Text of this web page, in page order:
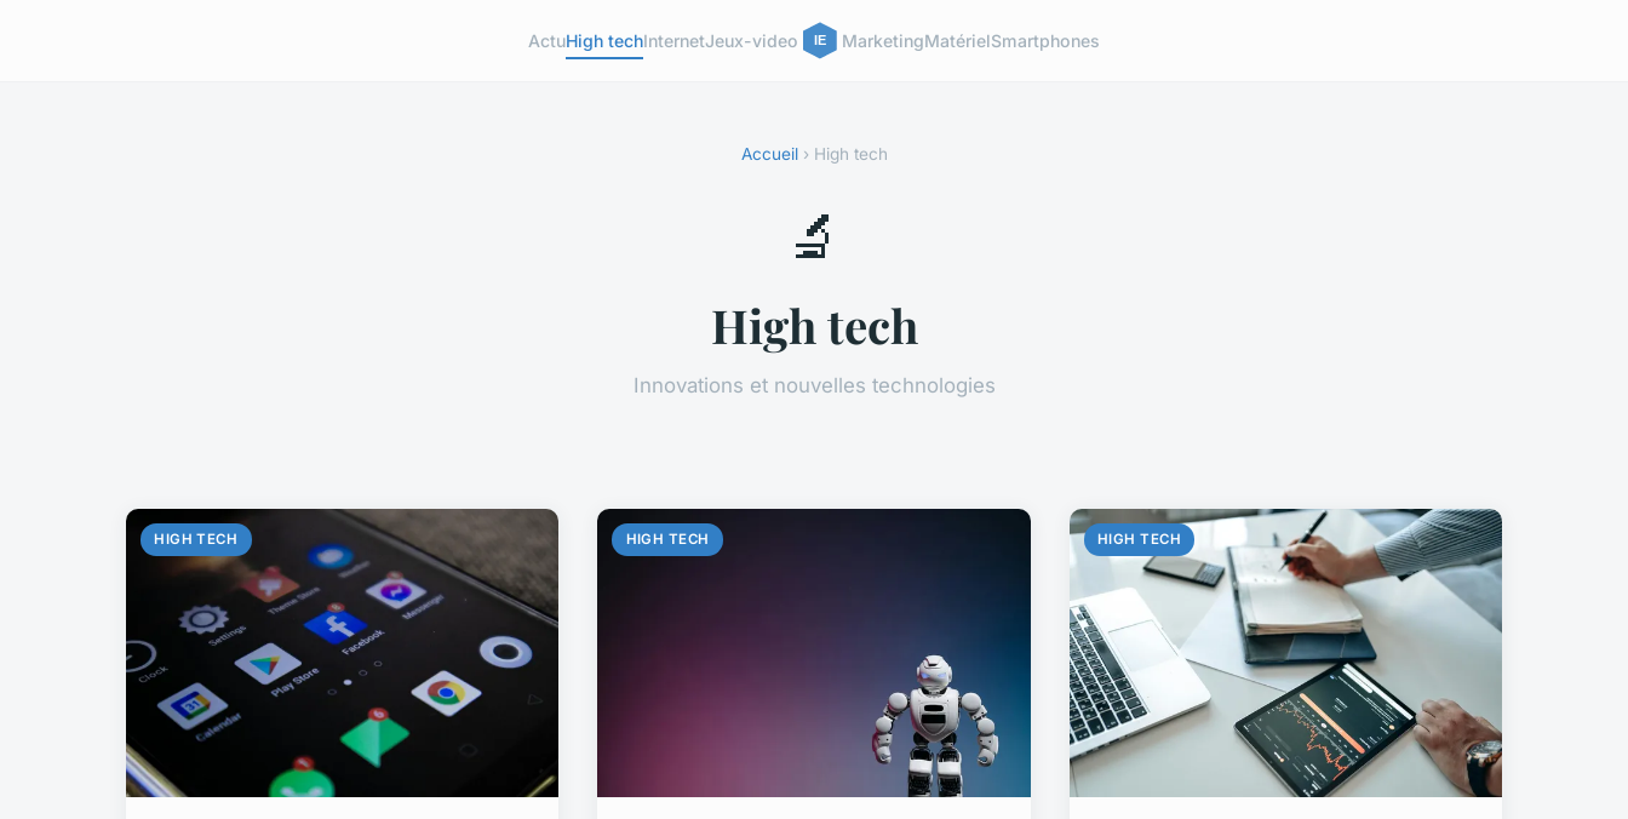
ActuHigh techInternetJeux-video MarketingMatérielSmartphones
Accueil› High tech
🔬
High tech
Innovations et nouvelles technologies
HIGH TECH HIGH TECH HIGH TECH